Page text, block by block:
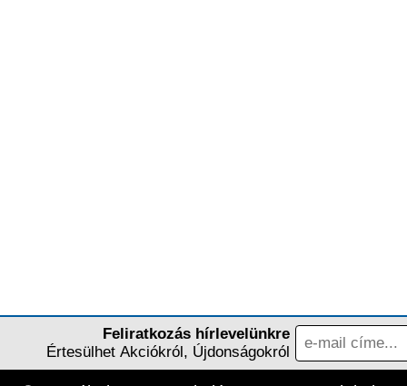
Feliratkozás hírlevelünkre
Értesülhet Akciókról, Újdonságokról